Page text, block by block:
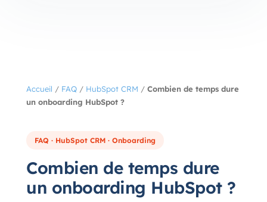
Accueil / FAQ / HubSpot CRM / Combien de temps dure
un onboarding HubSpot ?
FAQ · HubSpot CRM · Onboarding
Combien de temps dure
un onboarding HubSpot ?